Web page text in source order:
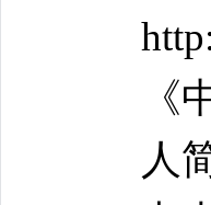
人